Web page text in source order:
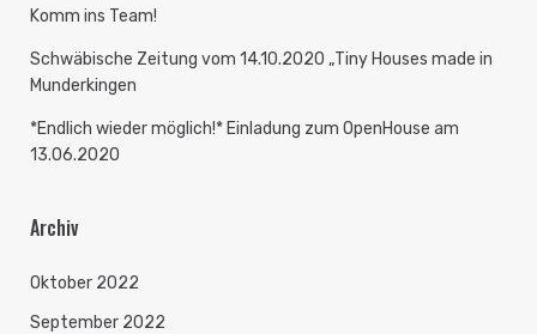
Komm ins Team!
Schwäbische Zeitung vom 14.10.2020 „Tiny Houses made in
Munderkingen
*Endlich wieder möglich!* Einladung zum OpenHouse am
13.06.2020
Archiv
Oktober 2022
September 2022